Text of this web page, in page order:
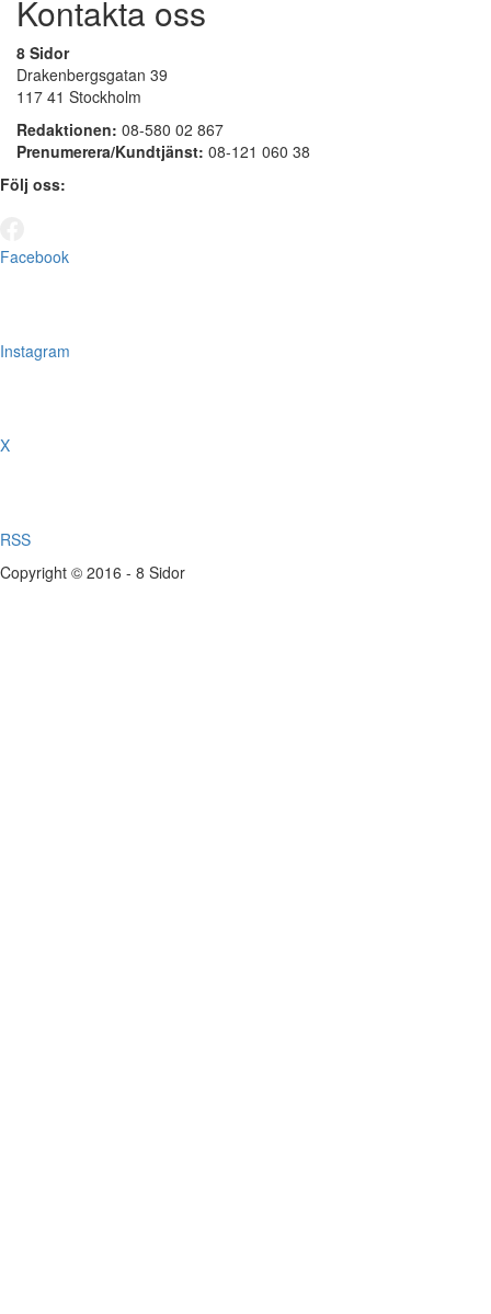
Kontakta oss
8 Sidor
Drakenbergsgatan 39
117 41 Stockholm
Redaktionen: 08-580 02 867
Prenumerera/Kundtjänst: 08-121 060 38
Följ oss:
Facebook
Instagram
X
RSS
Copyright © 2016 - 8 Sidor